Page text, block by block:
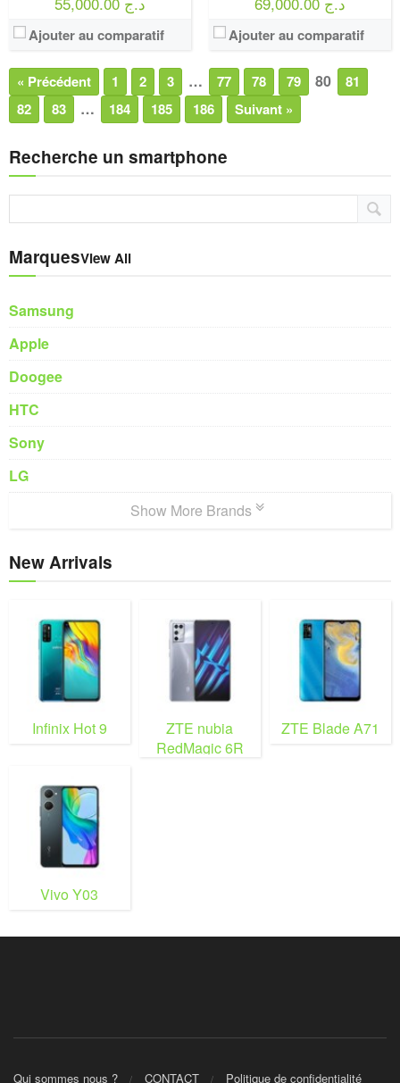
Ajouter au comparatif Ajouter au comparatif
« Précédent 1 2 3 … 77 78 79 80
81
82
83 … 184 185 186 Suivant »
Recherche un smartphone
MarquesView All
Samsung
Apple
Doogee
HTC
Sony
LG
Show More Brands
New Arrivals
Infinix Hot 9
ZTE nubia
RedMagic 6R
ZTE Blade A71
Vivo Y03
Qui sommes nous ? CONTACT Politique de confidentialité